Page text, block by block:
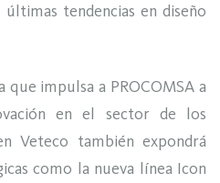
tendencias en diseño
impulsa a PROCOMSA a
en el sector de los
Veteco también expondrá
como la nueva línea Icon